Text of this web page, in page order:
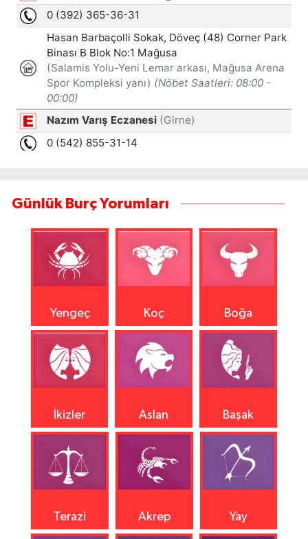
Günlük Burç Yorumları
Yengeç Koç Boğa
İkizler Aslan Başak
Terazi Akrep Yay